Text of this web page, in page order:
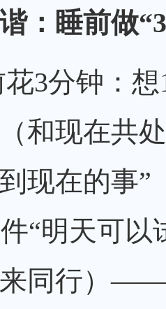
：睡前做
3分钟：
和现在共
现在的事”
“明天可以
同行）